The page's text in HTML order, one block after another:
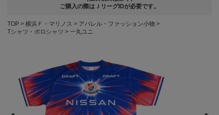
ご購入の際はＪリーグIDが必要です。
TOP 横浜Ｆ・マリノス
アパレル・ファッション小物
Tシャツ・ポロシャツ
一丸ユニ